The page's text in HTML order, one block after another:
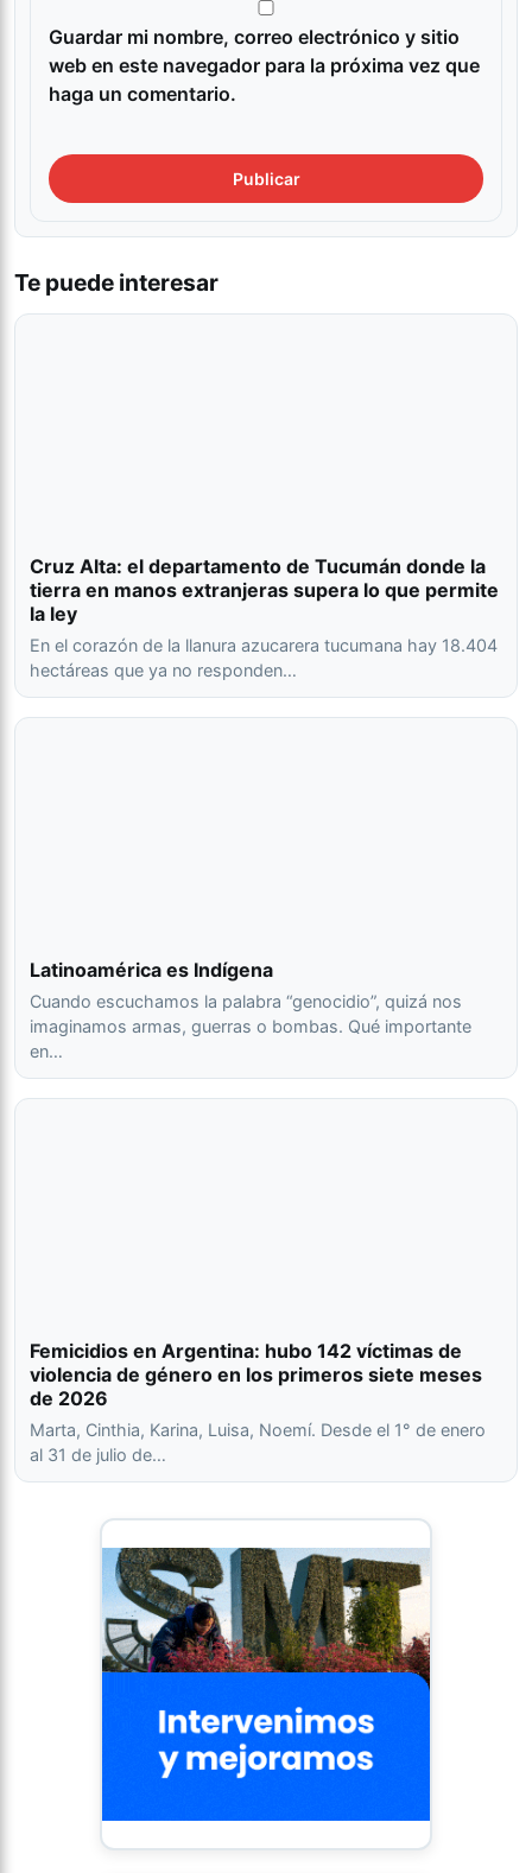
Guardar mi nombre, correo electrónico y sitio
web en este navegador para la próxima vez que
haga un comentario.
Te puede interesar
Cruz Alta: el departamento de Tucumán donde la
tierra en manos extranjeras supera lo que permite
la ley
En el corazón de la llanura azucarera tucumana hay 18.404
hectáreas que ya no responden…
Latinoamérica es Indígena
Cuando escuchamos la palabra “genocidio”, quizá nos
imaginamos armas, guerras o bombas. Qué importante
en…
Femicidios en Argentina: hubo 142 víctimas de
violencia de género en los primeros siete meses
de 2026
Marta, Cinthia, Karina, Luisa, Noemí. Desde el 1° de enero
al 31 de julio de…